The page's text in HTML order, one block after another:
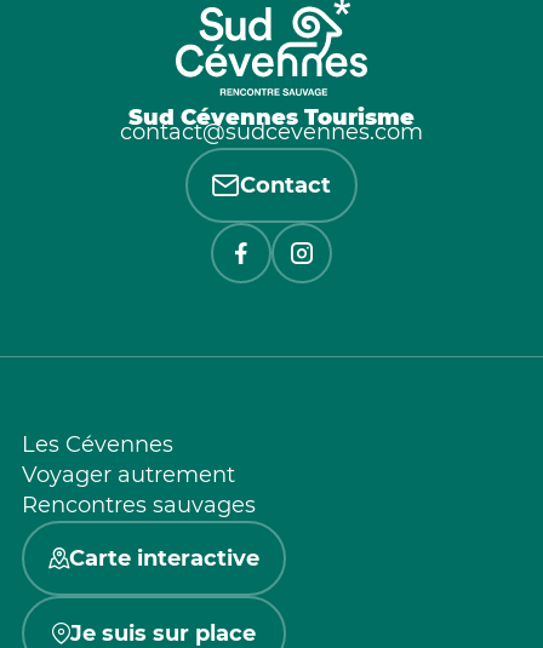
Sud Cévennes Tourisme
contact@sudcevennes.com
Contact
Les Cévennes
Voyager autrement
Rencontres sauvages
Carte interactive
Je suis sur place